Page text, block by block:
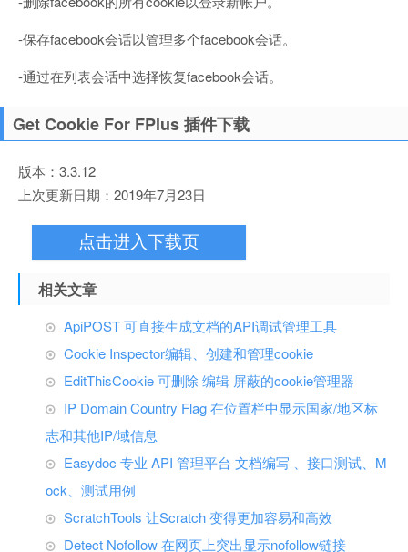
-保存facebook会话以管理多个facebook会话。
-通过在列表会话中选择恢复facebook会话。
Get Cookie For FPlus 插件下载
版本：3.3.12
上次更新日期：2019年7月23日
点击进入下载页
相关文章
ApiPOST 可直接生成文档的API调试管理工具
Cookie Inspector编辑、创建和管理cookie
EditThisCookie 可删除 编辑 屏蔽的cookie管理器
IP Domain Country Flag 在位置栏中显示国家/地区标
志和其他IP/域信息
Easydoc 专业 API 管理平台 文档编写 、接口测试、M
ock、测试用例
ScratchTools 让Scratch 变得更加容易和高效
Detect Nofollow 在网页上突出显示nofollow链接